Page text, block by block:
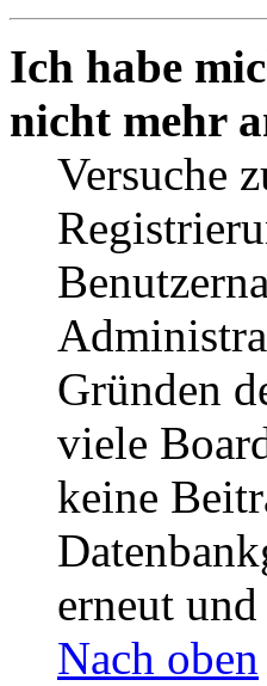
Ich habe
nicht mehr
Versuche
Gründen
viele
keine
erneut
Nach oben